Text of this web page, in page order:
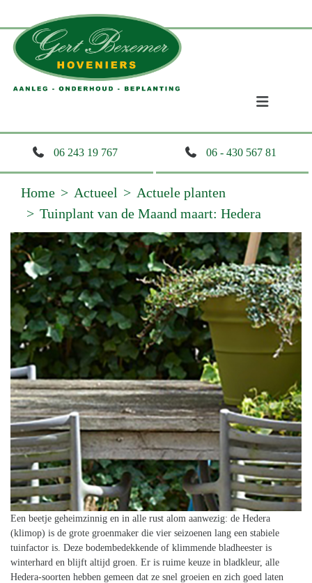
06 243 19 767 06 - 430 567 81
Home Actueel
Actuele planten
Tuinplant van de Maand maart: Hedera
Een beetje geheimzinnig en in alle rust alom aanwezig: de Hedera
(klimop) is de grote groenmaker die vier seizoenen lang een stabiele
tuinfactor is. Deze bodembedekkende of klimmende bladheester is
winterhard en blijft altijd groen. Er is ruime keuze in bladkleur, alle
Hedera-soorten hebben gemeen dat ze snel groeien en zich goed laten